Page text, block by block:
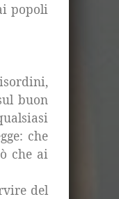
popoli
buon
che
che ai
del